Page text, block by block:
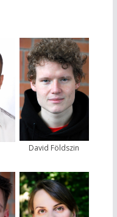
David Földszin